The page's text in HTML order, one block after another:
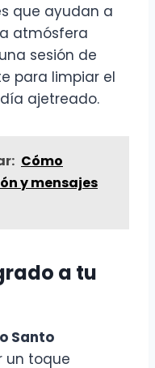
que ayudan a
atmósfera
sesión de
para limpiar el
ajetreado.
Cómo
y mensajes
a tu
Santo
un toque